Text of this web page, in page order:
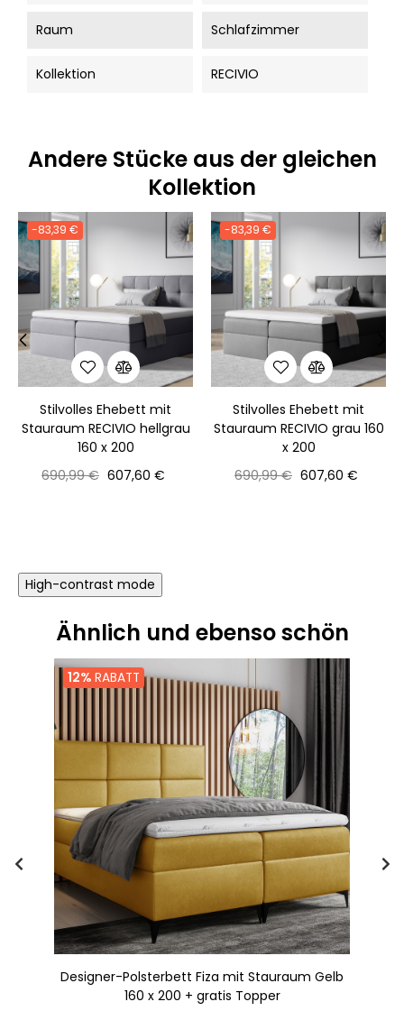
Raum Schlafzimmer
Kollektion RECIVIO
Andere Stücke aus der gleichen
Kollektion
-83,39 €
Stilvolles Ehebett mit
Stauraum RECIVIO hellgrau
160 x 200
Normaler
690,99 € Preis
607,60 €
-83,39 €
Stilvolles Ehebett mit
Stauraum RECIVIO grau 160
x 200
Normaler
690,99 € Preis
607,60 €
›
High-contrast mode
Ähnlich und ebenso schön
12% RABATT
Designer-Polsterbett Fiza mit Stauraum Gelb
160 x 200 + gratis Topper